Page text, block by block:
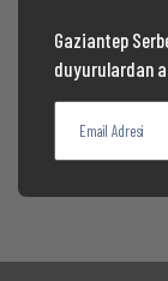
Gaziantep
duyurulardan